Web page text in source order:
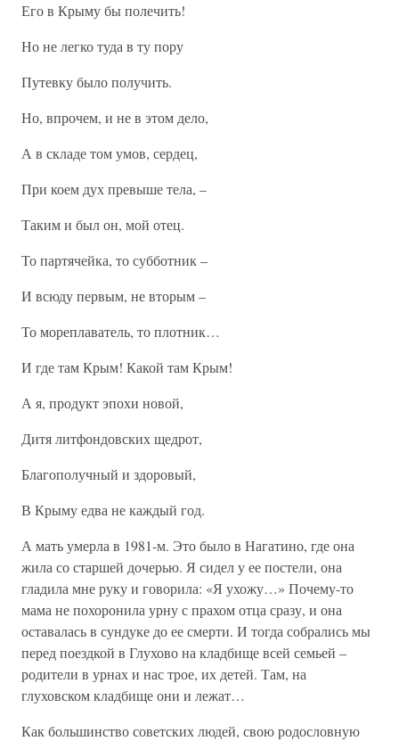
Его в Крыму бы полечить!
Но не легко туда в ту пору
Путевку было получить.
Но, впрочем, и не в этом дело,
А в складе том умов, сердец,
При коем дух превыше тела, –
Таким и был он, мой отец.
То партячейка, то субботник –
И всюду первым, не вторым –
То мореплаватель, то плотник…
И где там Крым! Какой там Крым!
А я, продукт эпохи новой,
Дитя литфондовских щедрот,
Благополучный и здоровый,
В Крыму едва не каждый год.
А мать умерла в 1981-м. Это было в Нагатино, где она
жила со старшей дочерью. Я сидел у ее постели, она
гладила мне руку и говорила: «Я ухожу…» Почему-то
мама не похоронила урну с прахом отца сразу, и она
оставалась в сундуке до ее смерти. И тогда собрались мы
перед поездкой в Глухово на кладбище всей семьей –
родители в урнах и нас трое, их детей. Там, на
глуховском кладбище они и лежат…
Как большинство советских людей, свою родословную